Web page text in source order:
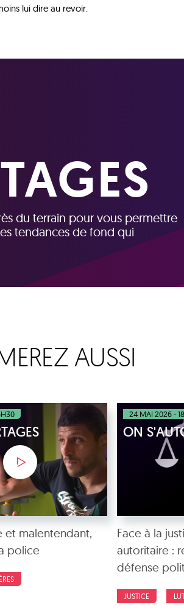
lui dire au revoir.
du terrain pour vous permettre
tendances de fond qui
AUSSI
et malentendant,
police
24 MAI 2026 -
ON
Face à la
autoritaire :
défense
JUSTICE